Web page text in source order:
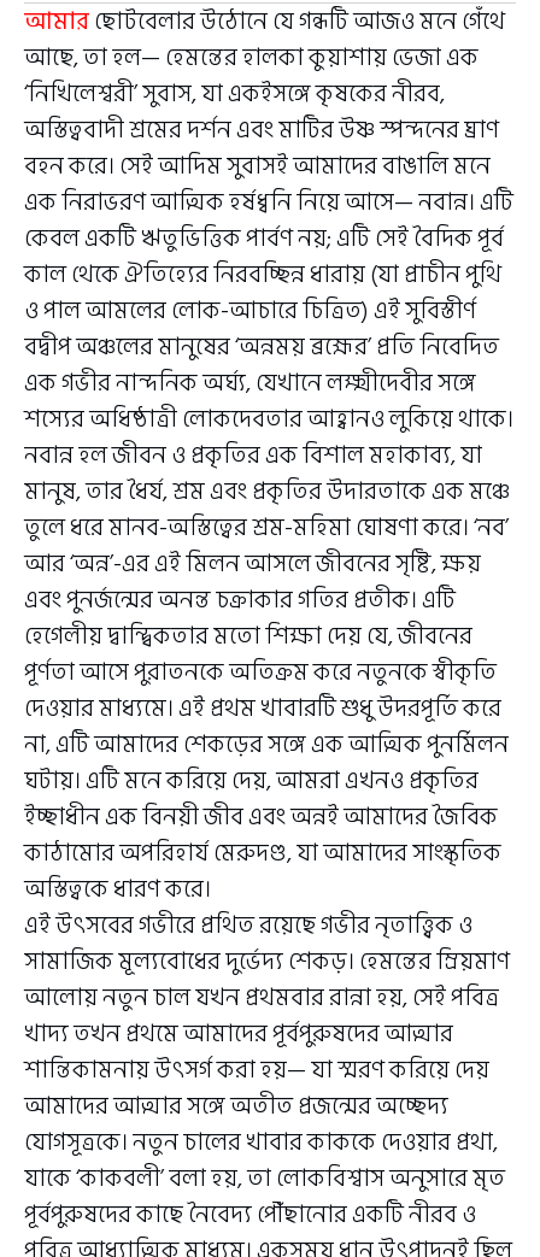
আমারছোটবেলার উঠোনে যে গন্ধটি আজও মনে গেঁথে
আছে, তা হল— হেমন্তের হালকা কুয়াশায় ভেজা এক
‘নিখিলেশ্বরী’ সুবাস, যা একইসঙ্গে কৃষকের নীরব,
অস্তিত্ববাদী শ্রমের দর্শন এবং মাটির উষ্ণ স্পন্দনের ঘ্রাণ
বহন করে। সেই আদিম সুবাসই আমাদের বাঙালি মনে
এক নিরাভরণ আত্মিক হর্ষধ্বনি নিয়ে আসে— নবান্ন। এটি
কেবল একটি ঋতুভিত্তিক পার্বণ নয়; এটি সেই বৈদিক পূর্ব
কাল থেকে ঐতিহ্যের নিরবচ্ছিন্ন ধারায় (যা প্রাচীন পুথি
ও পাল আমলের লোক-আচারে চিত্রিত) এই সুবিস্তীর্ণ
বদ্বীপ অঞ্চলের মানুষের ‘অন্নময় ব্রহ্মের’ প্রতি নিবেদিত
এক গভীর নান্দনিক অর্ঘ্য, যেখানে লক্ষ্মীদেবীর সঙ্গে
শস্যের অধিষ্ঠাত্রী লোকদেবতার আহ্বানও লুকিয়ে থাকে।
নবান্ন হল জীবন ও প্রকৃতির এক বিশাল মহাকাব্য, যা
মানুষ, তার ধৈর্য, শ্রম এবং প্রকৃতির উদারতাকে এক মঞ্চে
তুলে ধরে মানব-অস্তিত্বের শ্রম-মহিমা ঘোষণা করে। ‘নব’
আর ‘অন্ন’-এর এই মিলন আসলে জীবনের সৃষ্টি, ক্ষয়
এবং পুনর্জন্মের অনন্ত চক্রাকার গতির প্রতীক। এটি
হেগেলীয় দ্বান্দ্বিকতার মতো শিক্ষা দেয় যে, জীবনের
পূর্ণতা আসে পুরাতনকে অতিক্রম করে নতুনকে স্বীকৃতি
দেওয়ার মাধ্যমে। এই প্রথম খাবারটি শুধু উদরপূর্তি করে
না, এটি আমাদের শেকড়ের সঙ্গে এক আত্মিক পুনর্মিলন
ঘটায়। এটি মনে করিয়ে দেয়, আমরা এখনও প্রকৃতির
ইচ্ছাধীন এক বিনয়ী জীব এবং অন্নই আমাদের জৈবিক
কাঠামোর অপরিহার্য মেরুদণ্ড, যা আমাদের সাংস্কৃতিক
অস্তিত্বকে ধারণ করে।
এই উৎসবের গভীরে প্রথিত রয়েছে গভীর নৃতাত্ত্বিক ও
সামাজিক মূল্যবোধের দুর্ভেদ্য শেকড়। হেমন্তের ম্রিয়মাণ
আলোয় নতুন চাল যখন প্রথমবার রান্না হয়, সেই পবিত্র
খাদ্য তখন প্রথমে আমাদের পূর্বপুরুষদের আত্মার
শান্তিকামনায় উৎসর্গ করা হয়— যা স্মরণ করিয়ে দেয়
আমাদের আত্মার সঙ্গে অতীত প্রজন্মের অচ্ছেদ্য
যোগসূত্রকে। নতুন চালের খাবার কাককে দেওয়ার প্রথা,
যাকে ‘কাকবলী’ বলা হয়, তা লোকবিশ্বাস অনুসারে মৃত
পূর্বপুরুষদের কাছে নৈবেদ্য পৌঁছানোর একটি নীরব ও